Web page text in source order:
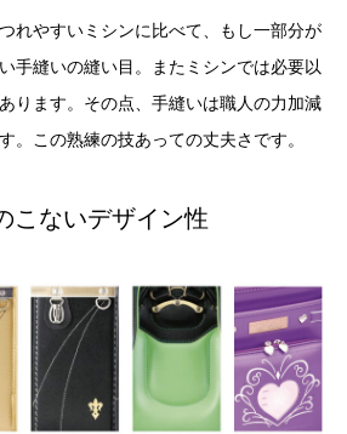
れやすいミシンに比べて、もし一部分が
手縫いの縫い目。またミシンでは必要以
ります。その点、手縫いは職人の力加減
。この熟練の技あっての丈夫さです。
こないデザイン性